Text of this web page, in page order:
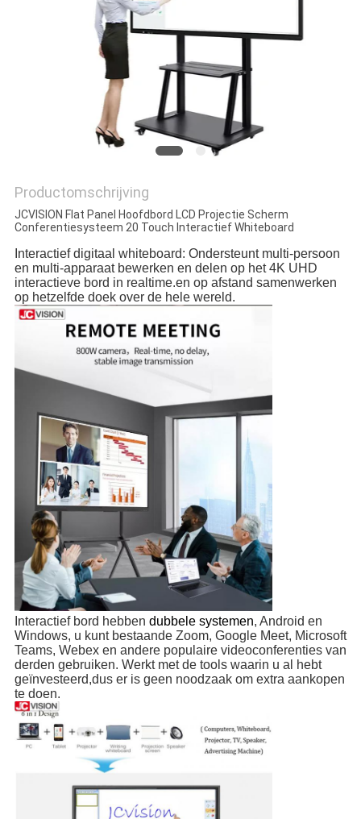
PRIVACYBELEID
Productomschrijving
JCVISION Flat Panel Hoofdbord LCD Projectie Scherm
Conferentiesysteem 20 Touch Interactief Whiteboard
Interactief digitaal whiteboard: Ondersteunt multi-persoon
en multi-apparaat bewerken en delen op het 4K UHD
interactieve bord in realtime.en op afstand samenwerken
op hetzelfde doek over de hele wereld.
Interactief bord hebben dubbele systemen, Android en
Windows, u kunt bestaande Zoom, Google Meet, Microsoft
Teams, Webex en andere populaire videoconferenties van
derden gebruiken. Werkt met de tools waarin u al hebt
geïnvesteerd,dus er is geen noodzaak om extra aankopen
te doen.